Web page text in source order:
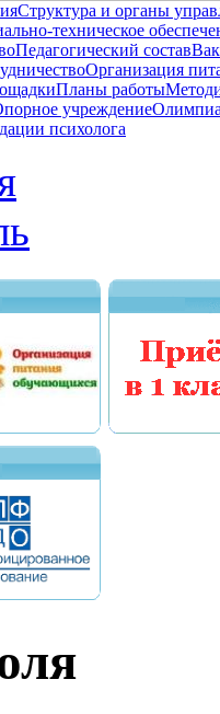
Структура и органы
техническое
Педагогический состав
Организация
Планы работы
учреждение
психолога